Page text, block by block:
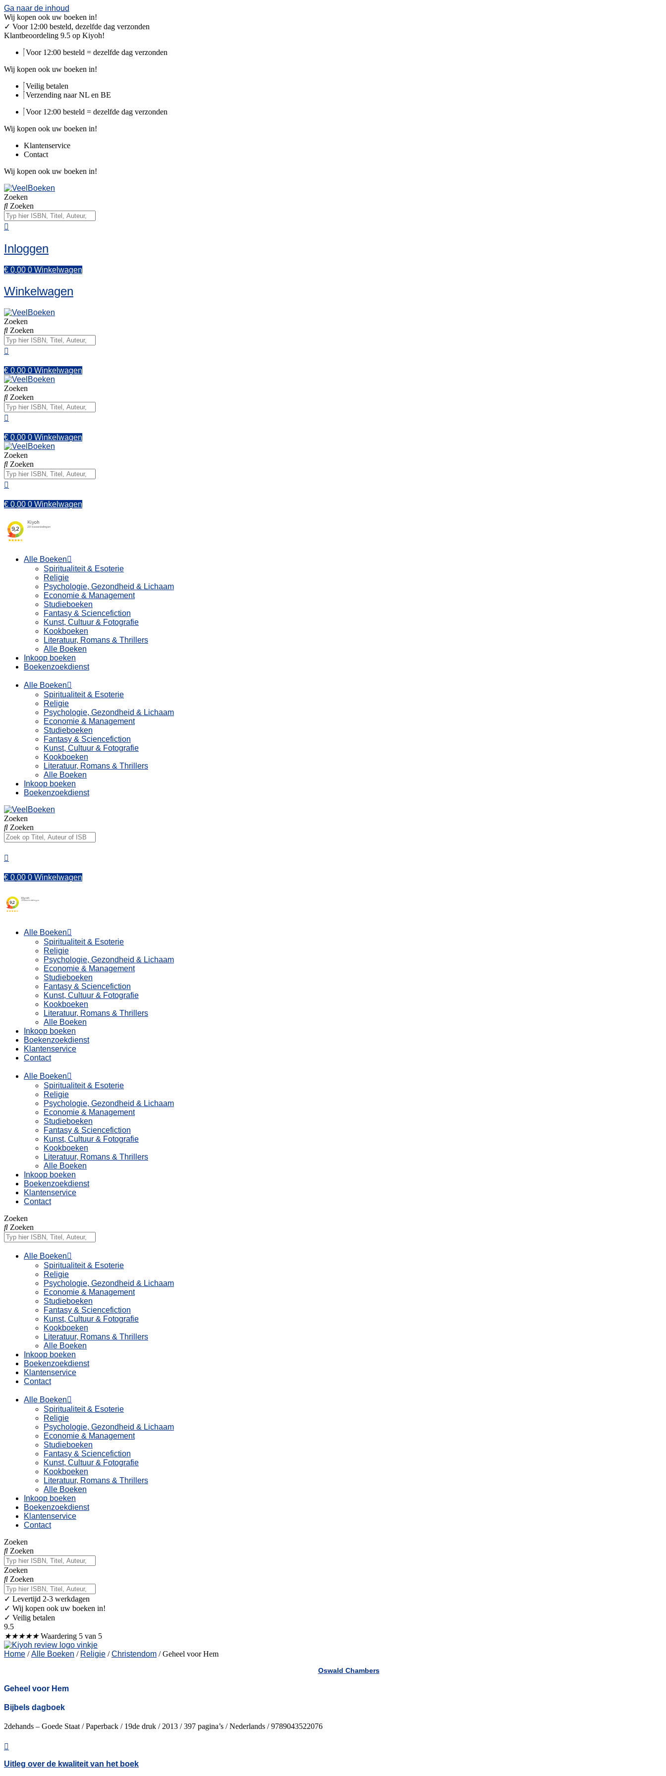
Ga naar de inhoud
Wij kopen ook uw boeken in!
✓ Voor 12:00 besteld, dezelfde dag verzonden
Klantbeoordeling 9.5 op Kiyoh!
Voor 12:00 besteld = dezelfde dag verzonden
Wij kopen ook uw boeken in!
Veilig betalen
Verzending naar NL en BE
Voor 12:00 besteld = dezelfde dag verzonden
Wij kopen ook uw boeken in!
Klantenservice
Contact
Wij kopen ook uw boeken in!
Zoeken
Zoeken
Inloggen
€ 0,00 0 Winkelwagen
Winkelwagen
Zoeken
Zoeken
€ 0,00 0 Winkelwagen
Zoeken
Zoeken
€ 0,00 0 Winkelwagen
Zoeken
Zoeken
€ 0,00 0 Winkelwagen
Alle Boeken
Spiritualiteit & Esoterie
Religie
Psychologie, Gezondheid & Lichaam
Economie & Management
Studieboeken
Fantasy & Sciencefiction
Kunst, Cultuur & Fotografie
Kookboeken
Literatuur, Romans & Thrillers
Alle Boeken
Inkoop boeken
Boekenzoekdienst
Alle Boeken
Spiritualiteit & Esoterie
Religie
Psychologie, Gezondheid & Lichaam
Economie & Management
Studieboeken
Fantasy & Sciencefiction
Kunst, Cultuur & Fotografie
Kookboeken
Literatuur, Romans & Thrillers
Alle Boeken
Inkoop boeken
Boekenzoekdienst
Zoeken
Zoeken
€ 0,00 0 Winkelwagen
Alle Boeken
Spiritualiteit & Esoterie
Religie
Psychologie, Gezondheid & Lichaam
Economie & Management
Studieboeken
Fantasy & Sciencefiction
Kunst, Cultuur & Fotografie
Kookboeken
Literatuur, Romans & Thrillers
Alle Boeken
Inkoop boeken
Boekenzoekdienst
Klantenservice
Contact
Alle Boeken
Spiritualiteit & Esoterie
Religie
Psychologie, Gezondheid & Lichaam
Economie & Management
Studieboeken
Fantasy & Sciencefiction
Kunst, Cultuur & Fotografie
Kookboeken
Literatuur, Romans & Thrillers
Alle Boeken
Inkoop boeken
Boekenzoekdienst
Klantenservice
Contact
Zoeken
Zoeken
Alle Boeken
Spiritualiteit & Esoterie
Religie
Psychologie, Gezondheid & Lichaam
Economie & Management
Studieboeken
Fantasy & Sciencefiction
Kunst, Cultuur & Fotografie
Kookboeken
Literatuur, Romans & Thrillers
Alle Boeken
Inkoop boeken
Boekenzoekdienst
Klantenservice
Contact
Alle Boeken
Spiritualiteit & Esoterie
Religie
Psychologie, Gezondheid & Lichaam
Economie & Management
Studieboeken
Fantasy & Sciencefiction
Kunst, Cultuur & Fotografie
Kookboeken
Literatuur, Romans & Thrillers
Alle Boeken
Inkoop boeken
Boekenzoekdienst
Klantenservice
Contact
Zoeken
Zoeken
Zoeken
Zoeken
✓ Levertijd 2-3 werkdagen
✓ Wij kopen ook uw boeken in!
✓ Veilig betalen
9.5
★★★★★ Waardering 5 van 5
Home /Alle Boeken / Religie /Christendom / Geheel voor Hem
Oswald Chambers
Geheel voor Hem
Bijbels dagboek
2dehands – Goede Staat / Paperback / 19de druk / 2013 / 397 pagina’s / Nederlands / 9789043522076
Uitleg over de kwaliteit van het boek